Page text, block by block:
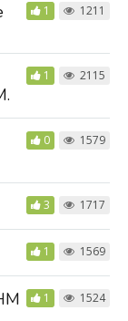
1 1211
1 2115
0 1579
3 1717
1 1569
1 1524